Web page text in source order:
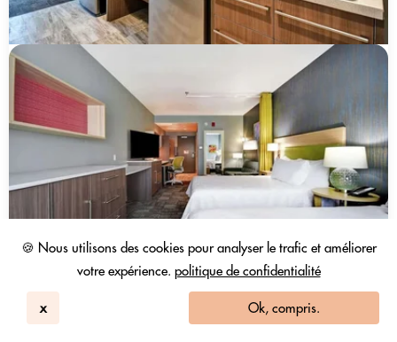
🍪 Nous utilisons des cookies pour analyser le trafic et améliorer
votre expérience. politique de confidentialité
x Ok, compris.